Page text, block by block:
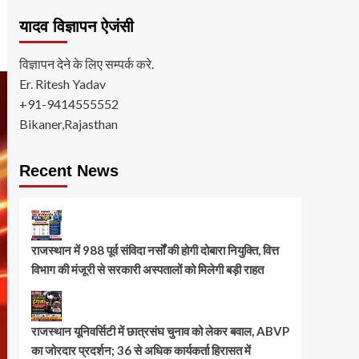
यादव विज्ञापन ऐजंसी
विज्ञापन देने के लिए सम्पर्क करे.
Er. Ritesh Yadav
+91-9414555552
Bikaner,Rajasthan
Recent News
राजस्थान में 988 पूर्व संविदा नर्सों की होगी दोबारा नियुक्ति, वित्त
विभाग की मंजूरी से सरकारी अस्पतालों को मिलेगी बड़ी राहत
राजस्थान यूनिवर्सिटी में छात्रसंघ चुनाव को लेकर बवाल, ABVP
का जोरदार प्रदर्शन; 36 से अधिक कार्यकर्ता हिरासत में